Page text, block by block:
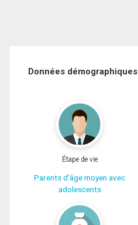
Données démographiques
Étape de vie
Parents d'âge moyen avec
adolescents